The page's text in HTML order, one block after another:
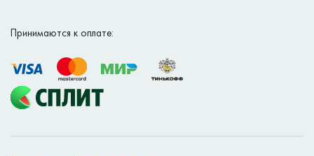
Принимаются к оплате: